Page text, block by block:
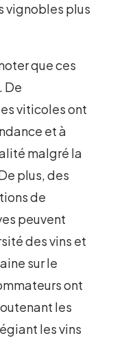
vignobles plus
que ces
De
viticoles ont
et à
malgré la
plus, des
de
peuvent
des vins et
sur le
ont
les
les vins